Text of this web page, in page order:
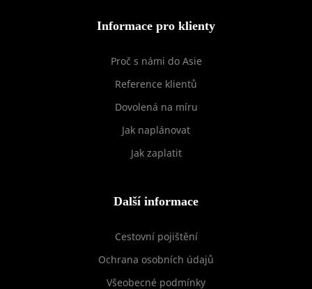
Informace pro klienty
Proč s námi do Asie
Reference klientů
Dovolená na míru
Jak naplánovat
Jak zaplatit
Další informace
Cestovní pojištění
Ochrana osobních údajů
Všeobecné podmínky